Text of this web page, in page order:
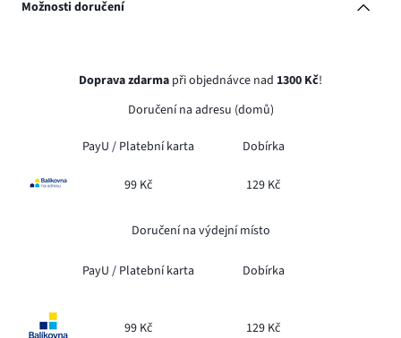
Možnosti doručení
Doprava zdarma při objednávce nad 1300 Kč!
Doručení na adresu (domů)
PayU / Platební karta Dobírka
99 Kč 129 Kč
Doručení na výdejní místo
PayU / Platební karta Dobírka
99 Kč 129 Kč